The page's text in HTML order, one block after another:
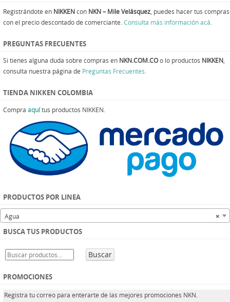
Registrándote en NIKKENcon NKN – Mile Velásquez , puedes hacer tus compras
con el precio descontado de comerciante. Consulta más información acá
PREGUNTAS FRECUENTES
Si tienes alguna duda sobre compras en NKN.COM.COo lo productos NIKKEN,
consulta nuestra página de Preguntas Frecuentes.
TIENDA NIKKEN COLOMBIA
Compra aquítus productos NIKKEN.
PRODUCTOS POR LINEA
×
Agua
BUSCA TUS PRODUCTOS
Buscar
PROMOCIONES
Registra tu correo para enterarte de las mejores promociones NKN.